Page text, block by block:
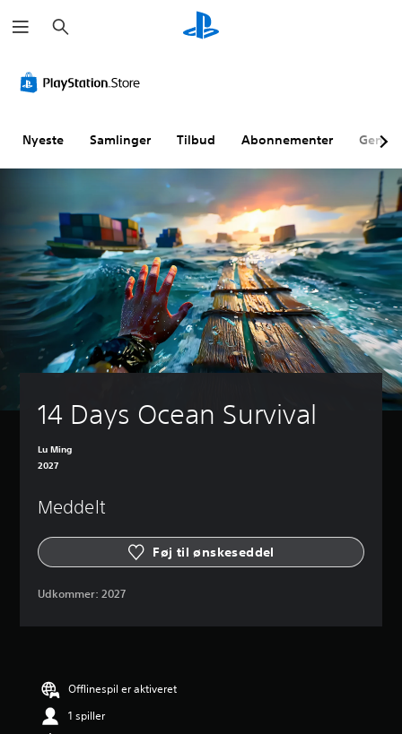
ø
g
Nyeste Samlinger Tilbud Abonnementer
14 Days Ocean Survival
Lu Ming
2027
Meddelt
Føj til ønskeseddel
Udkommer: 2027
Offlinespil er aktiveret
1 spiller